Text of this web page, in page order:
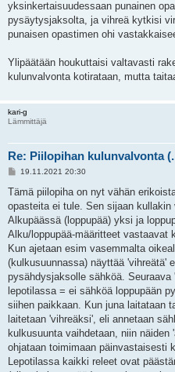
yksinkertaisuudessaan punainen
pysäytysjaksolta, ja vihreä kytkisi
punaisen opastimen ohi
Ylipäätään houkuttaisi valtavasti
kulunvalvonta kotirataan, mutta
kari-g
Lämmittäjä
Re: Piilopihan kulunvalvonta
V
e
t
i
19.11.2021 20:30
Tämä piilopiha on nyt vähän
opasteita ei tule. Sen sijaan kullakin
Alkupäässä (loppupää) yksi ja
Alku/loppupää-määritteet vastaavat
Kun ajetaan esim vasemmalta
(kulkusuunnassa) näyttää 'vihreätä'
pysähdysjaksolle sähköä.
lepotilassa = ei sähköä loppupään
siihen paikkaan. Kun juna laitataan
laitetaan 'vihreäksi', eli annetaan
kulkusuunta vaihdetaan, niin näiden
ohjataan toimimaan päinvastaisesti
Lepotilassa kaikki releet ovat